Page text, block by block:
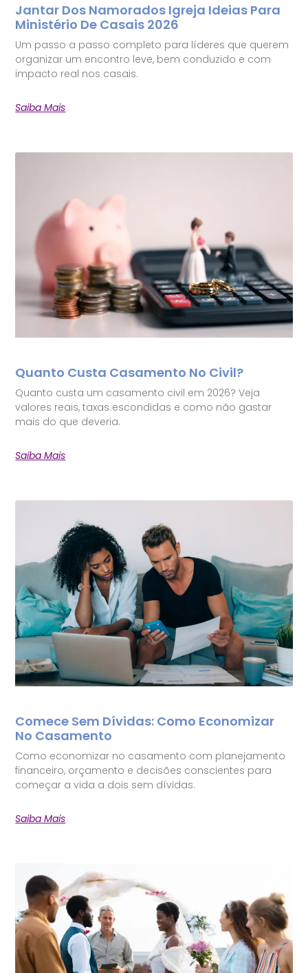
Jantar Dos Namorados Igreja Ideias Para
Ministério De Casais 2026
Um passo a passo completo para líderes que querem
organizar um encontro leve, bem conduzido e com
impacto real nos casais.
Saiba Mais
Quanto Custa Casamento No Civil?
Quanto custa um casamento civil em 2026? Veja
valores reais, taxas escondidas e como não gastar
mais do que deveria.
Saiba Mais
Comece Sem Dívidas: Como Economizar
No Casamento
Como economizar no casamento com planejamento
financeiro, orçamento e decisões conscientes para
começar a vida a dois sem dívidas.
Saiba Mais